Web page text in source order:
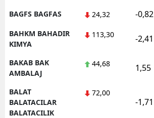
BAGFS BAGFAS 24,32 -0,82
BAHKM BAHADIR
KIMYA
113,30 -2,41
BAKAB BAK
AMBALAJ
44,68 1,55
BALAT
BALATACILAR
BALATACILIK
72,00
-1,71